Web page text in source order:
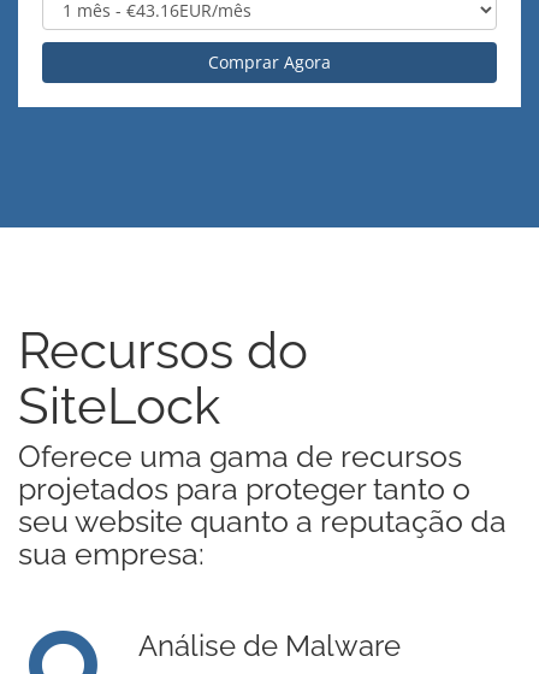
Comprar Agora
Recursos do
SiteLock
Oferece uma gama de recursos
projetados para proteger tanto o
seu website quanto a reputação da
sua empresa:
Análise de Malware